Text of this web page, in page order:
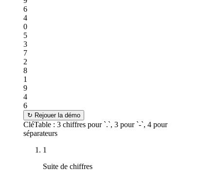
6
4
0
5
3
7
2
8
1
9
4
6
↻ Rejouer la démo
CléTable : 3 chiffres pour `.`, 3 pour `-`, 4 pour
séparateurs
1
Suite de chiffres